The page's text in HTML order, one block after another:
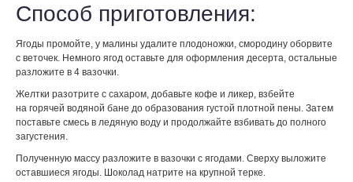
Способ приготовления:
Ягоды промойте, у малины удалите плодоножки, смородину оборвите
с веточек. Немного ягод оставьте для оформления десерта, остальные
разложите в 4 вазочки.
Желтки разотрите с сахаром, добавьте кофе и ликер, взбейте
на горячей водяной бане до образования густой плотной пены. Затем
поставьте смесь в ледяную воду и продолжайте взбивать до полного
загустения.
Полученную массу разложите в вазочки с ягодами. Сверху выложите
оставшиеся ягоды. Шоколад натрите на крупной терке.